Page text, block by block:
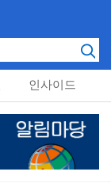
인사이드